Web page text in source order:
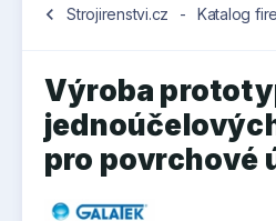
chevron_left Strojirenstvi.cz - Katalog
Výroba
pro povrchové